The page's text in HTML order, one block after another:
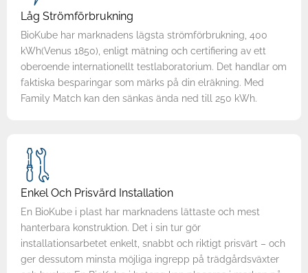
Låg Strömförbrukning
BioKube har marknadens lägsta strömförbrukning, 400
kWh(Venus 1850), enligt mätning och certifiering av ett
oberoende internationellt testlaboratorium. Det handlar om
faktiska besparingar som märks på din elräkning. Med
Family Match kan den sänkas ända ned till 250 kWh.
Enkel Och Prisvärd Installation
En BioKube i plast har marknadens lättaste och mest
hanterbara konstruktion. Det i sin tur gör
installationsarbetet enkelt, snabbt och riktigt prisvärt – och
ger dessutom minsta möjliga ingrepp på trädgårdsväxter